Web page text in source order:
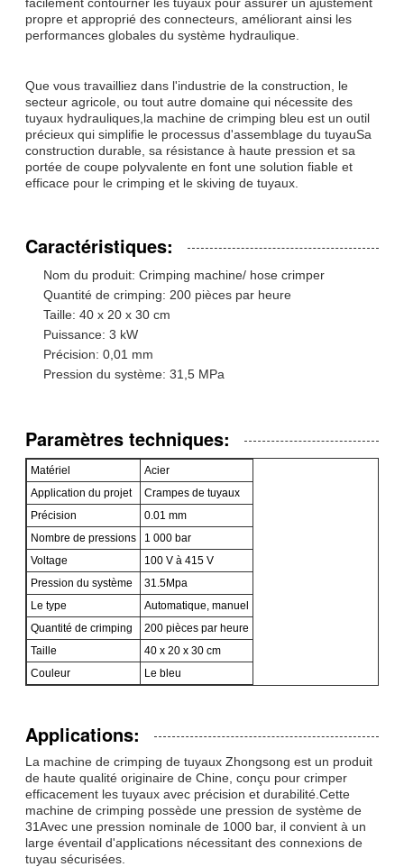
propre et approprié des connecteurs, améliorant ainsi les
performances globales du système hydraulique.
Que vous travailliez dans l'industrie de la construction, le
secteur agricole, ou tout autre domaine qui nécessite des
tuyaux hydrauliques,la machine de crimping bleu est un outil
précieux qui simplifie le processus d'assemblage du tuyauSa
construction durable, sa résistance à haute pression et sa
portée de coupe polyvalente en font une solution fiable et
efficace pour le crimping et le skiving de tuyaux.
Caractéristiques:
Nom du produit: Crimping machine/ hose crimper
Quantité de crimping: 200 pièces par heure
Taille: 40 x 20 x 30 cm
Puissance: 3 kW
Précision: 0,01 mm
Pression du système: 31,5 MPa
Paramètres techniques:
Matériel
Acier
Application du projet
Crampes de tuyaux
Précision
0.01 mm
Nombre de pressions
1 000 bar
Voltage
100 V à 415 V
Pression du système
31.5Mpa
Le type
Automatique, manuel
Quantité de crimping
200 pièces par heure
Taille
40 x 20 x 30 cm
Couleur
Le bleu
Applications:
La machine de crimping de tuyaux Zhongsong est un produit
de haute qualité originaire de Chine, conçu pour crimper
efficacement les tuyaux avec précision et durabilité.Cette
machine de crimping possède une pression de système de
31Avec une pression nominale de 1000 bar, il convient à un
large éventail d'applications nécessitant des connexions de
tuyau sécurisées.